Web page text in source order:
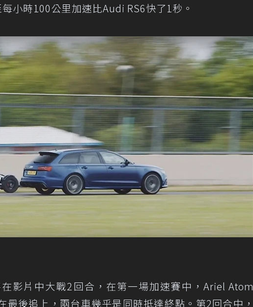
小時100公里加速比Audi RS6快了1秒。
影片中大戰2回合，在第一場加速賽中，Ariel Atom
最後追上，兩台車幾乎是同時抵達終點。第2回合中，